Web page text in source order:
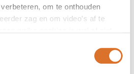
om te onthouden
zag en om video’s af te